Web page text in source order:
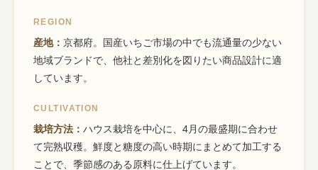
REGION
産地： 京都府。国産いちご市場の中でも流通量の少ない
地域ブランドで、他社と差別化を図りたい商品設計に適
しています。
CULTIVATION
栽培方法： ハウス栽培を中心に、4月の最盛期に合わせ
て完熟収穫。鮮度と糖度の高い時期にまとめて加工する
ことで、季節感のある原料に仕上げています。